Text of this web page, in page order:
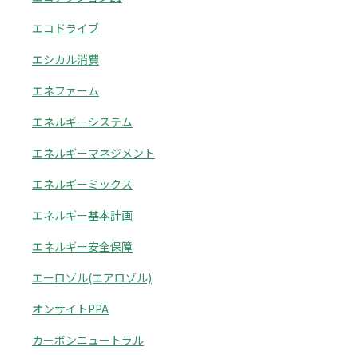
エコドライブ
エシカル消費
エネファーム
エネルギーシステム
エネルギーマネジメント
エネルギーミックス
エネルギー基本計画
エネルギー安全保障
エーロゾル(エアロゾル)
オンサイトPPA
カーボンニュートラル